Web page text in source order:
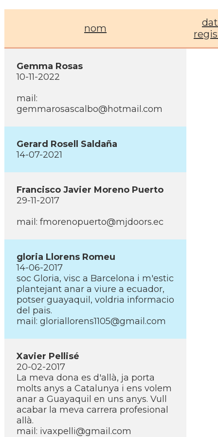
nom
Gemma Rosas
10-11-2022
mail:
gemmarosascalbo@hotmail.com
Gerard Rosell Saldaña
14-07-2021
Francisco Javier Moreno Puerto
29-11-2017
mail: fmorenopuerto@mjdoors.ec
gloria Llorens Romeu
14-06-2017
soc Gloria, visc a Barcelona i m'estic
plantejant anar a viure a ecuador,
potser guayaquil, voldria informacio
del pais.
mail: gloriallorens1105@gmail.com
Xavier Pellisé
20-02-2017
La meva dona es d'allà, ja porta
molts anys a Catalunya i ens volem
anar a Guayaquil en uns anys. Vull
acabar la meva carrera profesional
allà.
mail: ivaxpelli@gmail.com